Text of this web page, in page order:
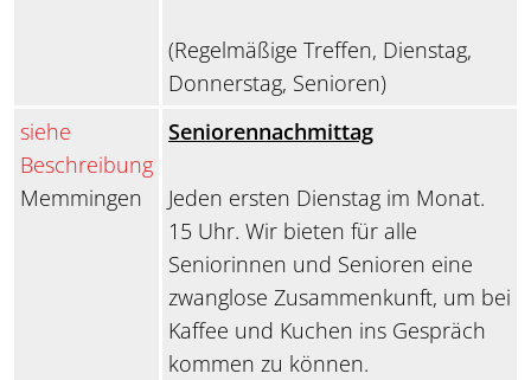
(Regelmäßige Treffen, Dienstag,
Donnerstag, Senioren)
siehe
Beschreibung
Memmingen
Seniorennachmittag
Jeden ersten Dienstag im Monat.
15 Uhr. Wir bieten für alle
Seniorinnen und Senioren eine
zwanglose Zusammenkunft, um bei
Kaffee und Kuchen ins Gespräch
kommen zu können.